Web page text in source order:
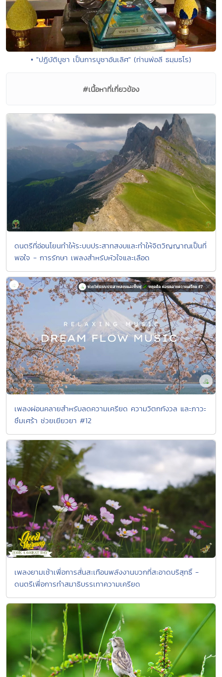
• "ปฏิบัติบูชา เป็นการบูชาอันเลิศ" (ท่านพ่อลี ธมฺมธโร)
#เนื้อหาที่เกี่ยวข้อง
ดนตรีที่อ่อนโยนทำให้ระบบประสาทสงบและทำให้จิตวิญญาณเป็นที่
พอใจ - การรักษา เพลงสำหรับหัวใจและเลือด
เพลงผ่อนคลายสำหรับลดความเครียด ความวิตกกังวล และภาวะ
ซึมเศร้า ช่วยเยียวยา #12
เพลงยามเช้าเพื่อการสั่นสะเทือนพลังงานบวกที่สะอาดบริสุทธิ์ -
ดนตรีเพื่อการทำสมาธิบรรเทาความเครียด